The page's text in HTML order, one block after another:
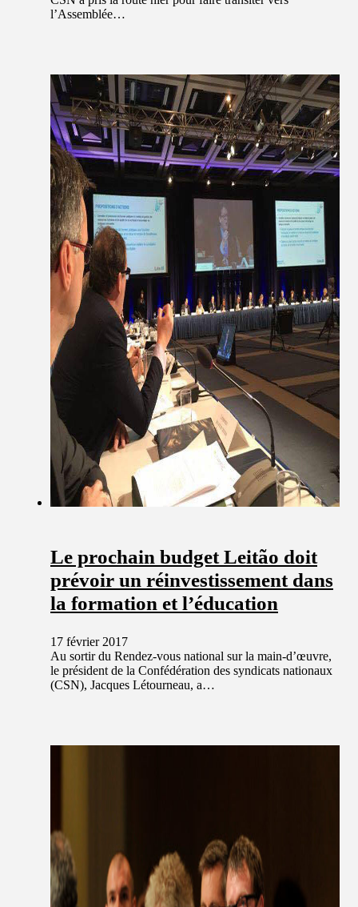
l’Assemblée…
Le prochain budget Leitão doit
prévoir un réinvestissement dans
la formation et l’éducation
17 février 2017
Au sortir du Rendez-vous national sur la main-d’œuvre,
le président de la Confédération des syndicats nationaux
(CSN), Jacques Létourneau, a…